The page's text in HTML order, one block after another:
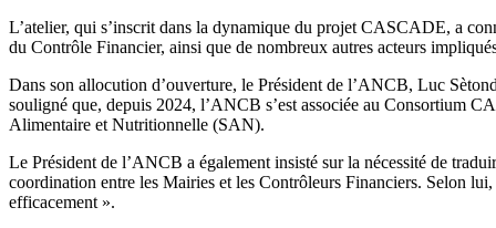
L’atelier, qui s’inscrit dans la dynamique du projet CASCADE, a
du Contrôle Financier, ainsi que de nombreux autres acteurs
Dans son allocution d’ouverture, le Président de l’ANCB, Luc
souligné que, depuis 2024, l’ANCB s’est associée au Consortium
Alimentaire et Nutritionnelle (SAN).
Le Président de l’ANCB a également insisté sur la nécessité de
coordination entre les Mairies et les Contrôleurs Financiers. Selon
efficacement ».